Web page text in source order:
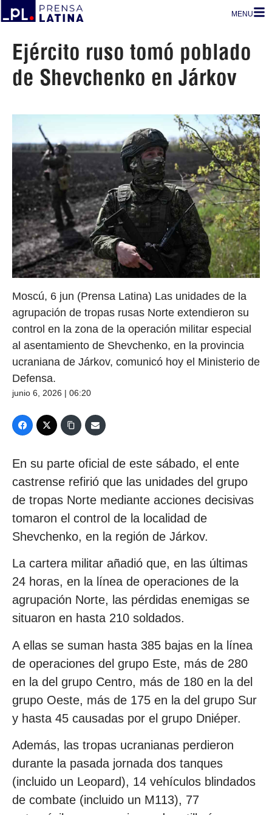
MENU
Ejército ruso tomó poblado
de Shevchenko en Járkov
Moscú, 6 jun (Prensa Latina) Las unidades de la
agrupación de tropas rusas Norte extendieron su
control en la zona de la operación militar especial
al asentamiento de Shevchenko, en la provincia
ucraniana de Járkov, comunicó hoy el Ministerio de
Defensa.
junio 6, 2026 | 06:20
En su parte oficial de este sábado, el ente
castrense refirió que las unidades del grupo
de tropas Norte mediante acciones decisivas
tomaron el control de la localidad de
Shevchenko, en la región de Járkov.
La cartera militar añadió que, en las últimas
24 horas, en la línea de operaciones de la
agrupación Norte, las pérdidas enemigas se
situaron en hasta 210 soldados.
A ellas se suman hasta 385 bajas en la línea
de operaciones del grupo Este, más de 280
en la del grupo Centro, más de 180 en la del
grupo Oeste, más de 175 en la del grupo Sur
y hasta 45 causadas por el grupo Dniéper.
Además, las tropas ucranianas perdieron
durante la pasada jornada dos tanques
(incluido un Leopard), 14 vehículos blindados
de combate (incluido un М113), 77